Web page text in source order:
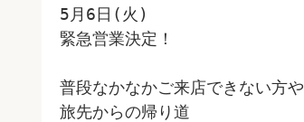
5月6日(火)
緊急営業決定！
普段なかなかご来店できない方や
旅先からの帰り道